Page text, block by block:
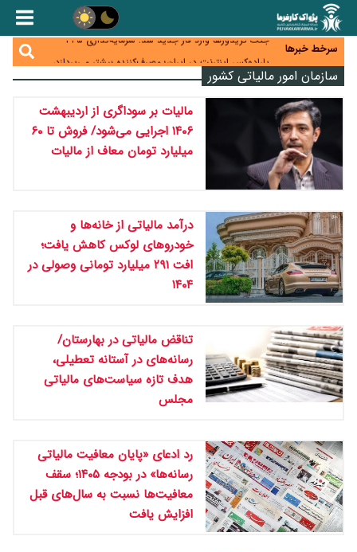
سرخط خبرها
زائران اربعین نگران ارز باقی‌مانده نباشند؛ خرید دینار در
جنگ کریدورها وارد فاز جدید شد؛ سرمایه‌گذاری ۳۴۵
میلیارد دلاری اوراسیا تا ۲۰۳۵
پارادوکس اینترنت در ایران؛ مصرف‌کننده بیشتر می‌پردازد،
شبکه کمتر توسعه می‌یابد
تأمین سرمایه در گردش بدون خلق نقدینگی؛ نقش
جدید سیاست‌های مالیاتی در حمایت از تولید
معمای تأمین ۸۰ همت معوقات بازنشستگان؛ بانک رفاه
سازمان امور مالیاتی کشور
مالیات بر سوداگری از اردیبهشت
۱۴۰۶ اجرایی می‌شود/ فروش تا ۶۰
میلیارد تومان معاف از مالیات
درآمد مالیاتی از خانه‌ها و
خودروهای لوکس کاهش یافت؛
افت ۲۹۱ میلیارد تومانی وصولی در
۱۴۰۴
تناقض مالیاتی در بهارستان/
رسانه‌های در آستانه تعطیلی،
هدف تازه سیاست‌های مالیاتی
مجلس
رد ادعای «پایان معافیت مالیاتی
رسانه‌ها» در بودجه ۱۴۰۵؛ سقف
معافیت‌ها نسبت به سال‌های قبل
افزایش یافت